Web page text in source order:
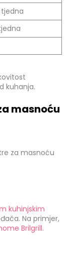
kuhanja.
masnoću
za masnoću
kuhinjskim
Na primjer,
Brilgrill.